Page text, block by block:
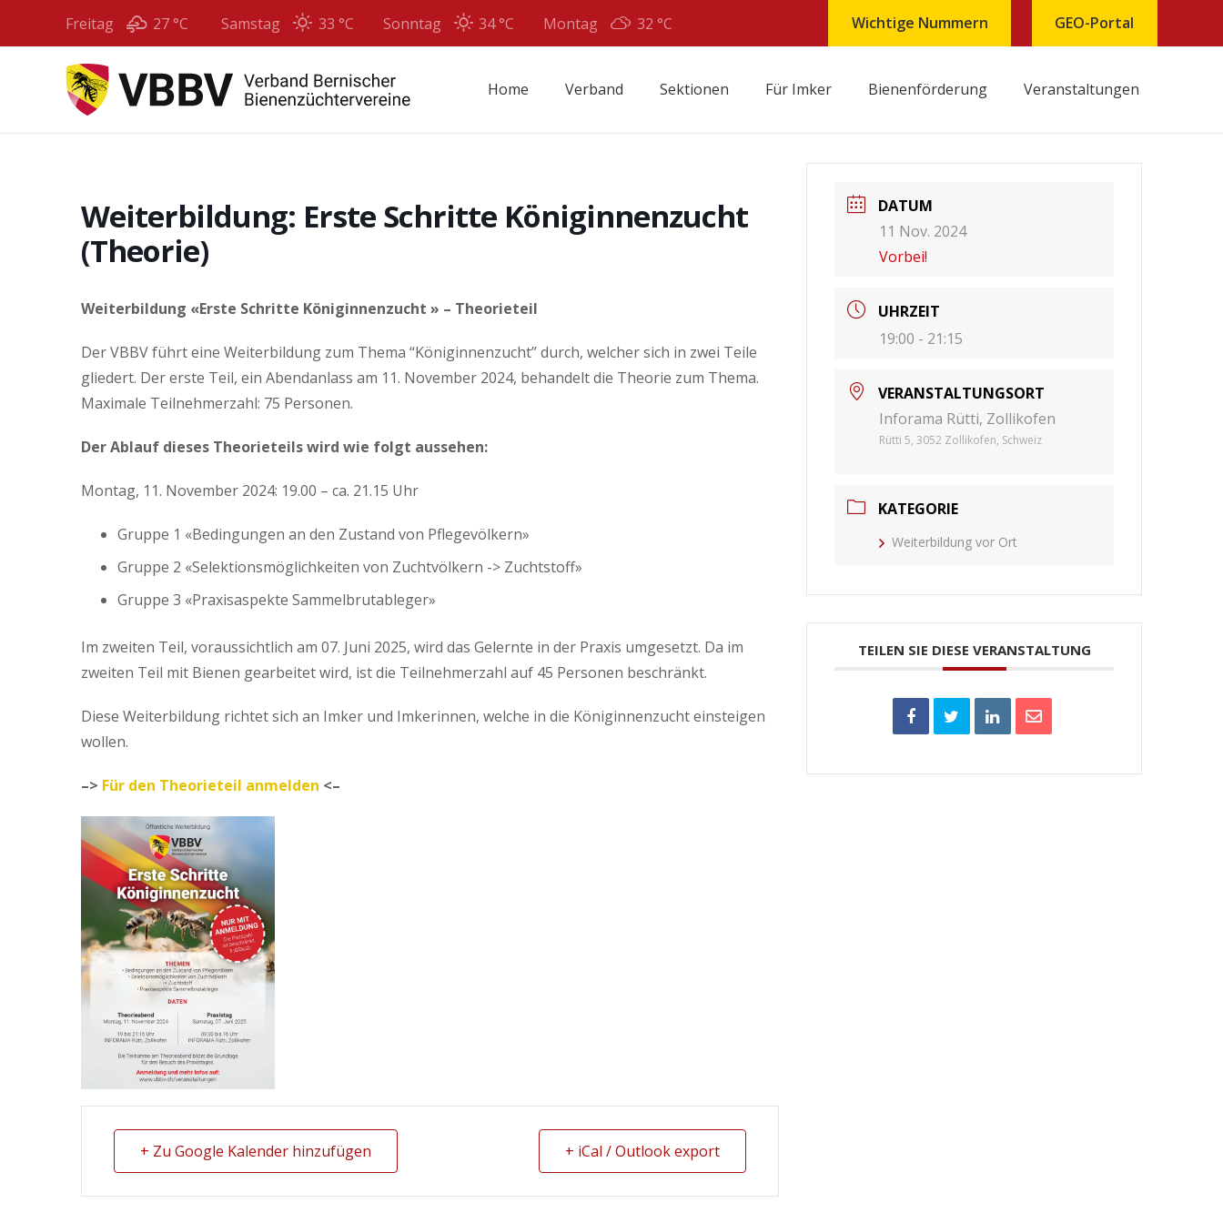
Freitag 27 °C Samstag 33 °C Sonntag 34 °C Montag 32 °C Wichtige Nummern GEO-Portal
Home Verband Sektionen Für Imker Bienenförderung Veranstaltungen
Weiterbildung: Erste Schritte Königinnenzucht
(Theorie)
Weiterbildung «Erste Schritte Königinnenzucht » – Theorieteil
Der VBBV führt eine Weiterbildung zum Thema “Königinnenzucht” durch, welcher sich in zwei Teile
gliedert. Der erste Teil, ein Abendanlass am 11. November 2024, behandelt die Theorie zum Thema.
Maximale Teilnehmerzahl: 75 Personen.
Der Ablauf dieses Theorieteils wird wie folgt aussehen:
Montag, 11. November 2024: 19.00 – ca. 21.15 Uhr
Gruppe 1 «Bedingungen an den Zustand von Pflegevölkern»
Gruppe 2 «Selektionsmöglichkeiten von Zuchtvölkern -> Zuchtstoff»
Gruppe 3 «Praxisaspekte Sammelbrutableger»
Im zweiten Teil, voraussichtlich am 07. Juni 2025, wird das Gelernte in der Praxis umgesetzt. Da im
zweiten Teil mit Bienen gearbeitet wird, ist die Teilnehmerzahl auf 45 Personen beschränkt.
Diese Weiterbildung richtet sich an Imker und Imkerinnen, welche in die Königinnenzucht einsteigen
wollen.
–> Für den Theorieteil anmelden <–
+ Zu Google Kalender hinzufügen + iCal / Outlook export
DATUM
11 Nov. 2024
Vorbei!
UHRZEIT
19:00 - 21:15
VERANSTALTUNGSORT
Inforama Rütti, Zollikofen
Rütti 5, 3052 Zollikofen, Schweiz
KATEGORIE
Weiterbildung vor Ort
TEILEN SIE DIESE VERANSTALTUNG